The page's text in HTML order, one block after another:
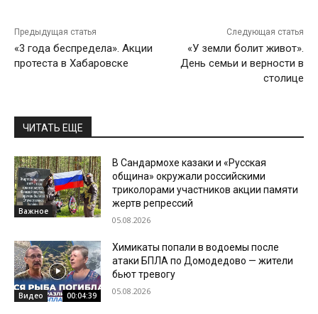
Предыдущая статья
«3 года беспредела». Акции
протеста в Хабаровске
Следующая статья
«У земли болит живот».
День семьи и верности в
столице
ЧИТАТЬ ЕЩЕ
Важное
В Сандармохе казаки и «Русская
община» окружали российскими
триколорами участников акции памяти
жертв репрессий
05.08.2026
Видео 00:04:39
Химикаты попали в водоемы после
атаки БПЛА по Домодедово — жители
бьют тревогу
05.08.2026